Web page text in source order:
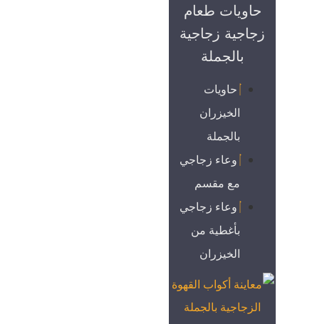
حاويات طعام
زجاجية زجاجية
بالجملة
حاويات
الخيزران
بالجملة
وعاء زجاجي
مع مقسم
وعاء زجاجي
بأغطية من
الخيزران